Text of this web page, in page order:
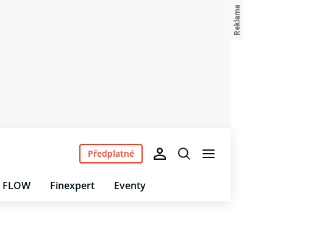
FLOW Finexpert Eventy
Předplatné